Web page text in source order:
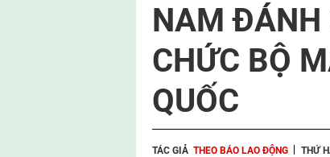
NAM ĐÁNH
CHỨC BỘ
QUỐC
TÁC GIẢ THEO BÁO LAO ĐỘNG THỨ